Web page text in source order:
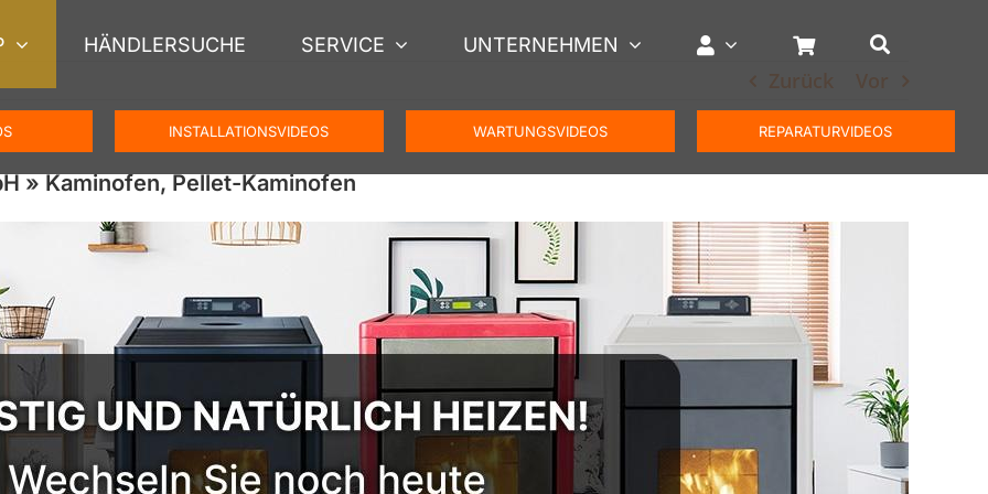
HÄNDLERSUCHE SERVICE UNTERNEHMEN
INSTALLATIONSVIDEOS WARTUNGSVIDEOS REPARATURVIDEOS
Zurück Vor
» Kaminofen, Pellet-Kaminofen